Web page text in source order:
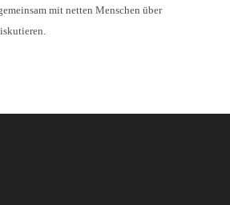
mit netten Menschen über